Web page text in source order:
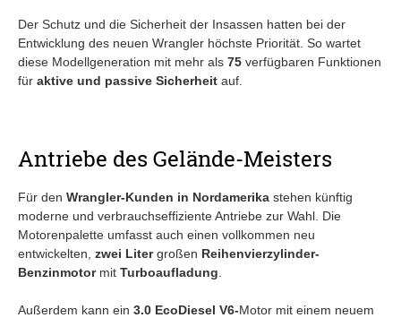
Der Schutz und die Sicherheit der Insassen hatten bei der
Entwicklung des neuen Wrangler höchste Priorität. So wartet
diese Modellgeneration mit mehr als 75 verfügbaren Funktionen
für aktive und passive Sicherheit auf.
Antriebe des Gelände-Meisters
Für den Wrangler-Kunden in Nordamerika stehen künftig
moderne und verbrauchseffiziente Antriebe zur Wahl. Die
Motorenpalette umfasst auch einen vollkommen neu
entwickelten, zwei Litergroßen Reihenvierzylinder-
Benzinmotormit Turboaufladung
Außerdem kann ein 3.0 EcoDiesel V6-Motor mit einem neuem